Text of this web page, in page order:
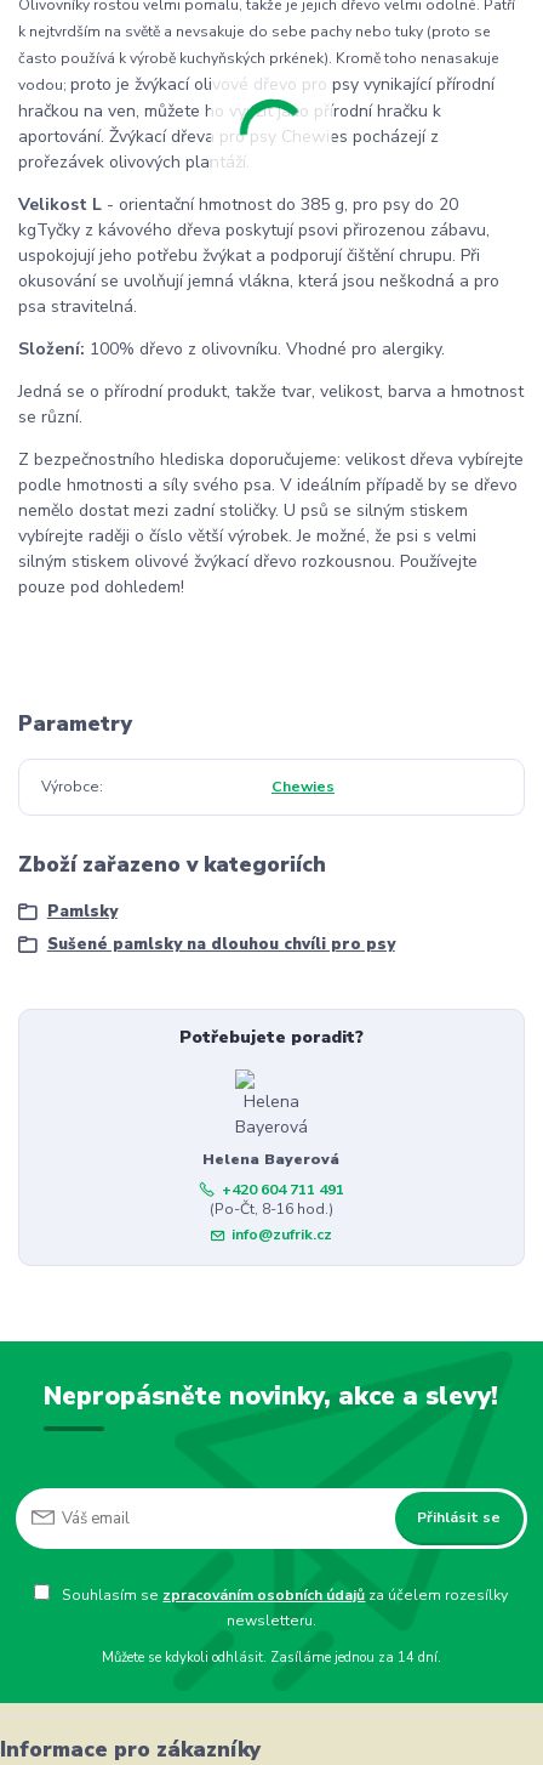
Olivovníky rostou velmi pomalu, takže je jejich dřevo velmi odolné. Patří
k nejtvrdším na světě a nevsakuje do sebe pachy nebo tuky (proto se
často používá k výrobě kuchyňských prkének). Kromě toho nenasakuje
vodou; proto je žvýkací olivové dřevo pro psy vynikající přírodní
hračkou na ven, můžete ho využít jako přírodní hračku k
aportování. Žvýkací dřeva pro psy Chewies pocházejí z
prořezávek olivových plantáží.
Velikost L - orientační hmotnost do 385 g, pro psy do 20
kgTyčky z kávového dřeva poskytují psovi přirozenou zábavu,
uspokojují jeho potřebu žvýkat a podporují čištění chrupu. Při
okusování se uvolňují jemná vlákna, která jsou neškodná a pro
psa stravitelná.
Složení: 100% dřevo z olivovníku. Vhodné pro alergiky.
Jedná se o přírodní produkt, takže tvar, velikost, barva a hmotnost
se různí.
Z bezpečnostního hlediska doporučujeme: velikost dřeva vybírejte
podle hmotnosti a síly svého psa. V ideálním případě by se dřevo
nemělo dostat mezi zadní stoličky. U psů se silným stiskem
vybírejte raději o číslo větší výrobek. Je možné, že psi s velmi
silným stiskem olivové žvýkací dřevo rozkousnou. Používejte
pouze pod dohledem!
Parametry
Výrobce Chewies
Zboží zařazeno v kategoriích
Pamlsky
Sušené pamlsky na dlouhou chvíli pro psy
Potřebujete poradit?
Helena Bayerová
+420 604 711 491
(Po-Čt, 8-16 hod.)
info@zufrik.cz
Nepropásněte novinky, akce a slevy!
Přihlásit se
Souhlasím se zpracováním osobních údajů za účelem rozesílky
newsletteru.
Můžete se kdykoli odhlásit. Zasíláme jednou za 14 dní.
Informace pro zákazníky